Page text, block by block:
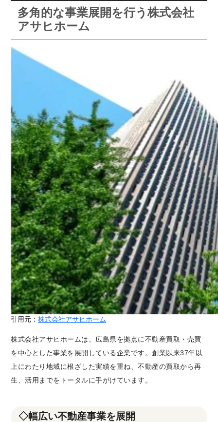
多角的な事業展開を行う株式会社
アサヒホーム
引用元： 株式会社アサヒホーム
株式会社アサヒホームは、広島県を拠点に不動産買取・売買
を中心とした事業を展開している企業です。創業以来37年以
上にわたり地域に根ざした実績を重ね、不動産の買取から再
生、活用までをトータルに手がけています。
◇幅広い不動産事業を展開